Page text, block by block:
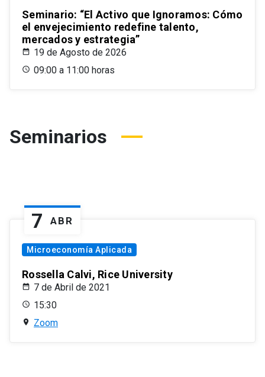
Seminario: “El Activo que Ignoramos: Cómo
el envejecimiento redefine talento,
mercados y estrategia”
19 de Agosto de 2026
09:00 a 11:00 horas
Seminarios
7 ABR
Microeconomía Aplicada
Rossella Calvi, Rice University
7 de Abril de 2021
15:30
Zoom